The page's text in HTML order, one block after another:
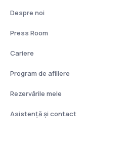
Despre noi
Press Room
Cariere
Program de afiliere
Rezervările mele
Asistenţă şi contact